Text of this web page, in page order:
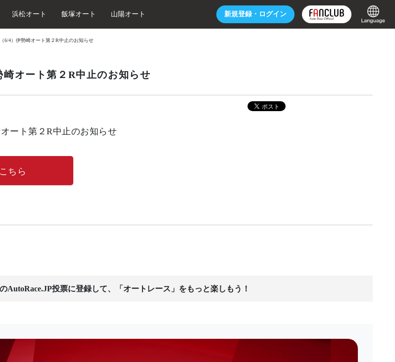
新規登録・ ログイン
浜松オート 飯塚オート 山陽オート
6/4）伊勢崎オート第２R中止のお知らせ
オート第２R中止のお知らせ
ート第２R中止のお知らせ
ちら
AutoRace.JP投票に登録して、「オートレース」をもっと楽しもう！